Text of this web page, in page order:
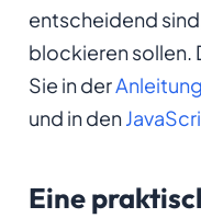
entscheidend
blockieren sollen.
Sie in der
und in den
Eine